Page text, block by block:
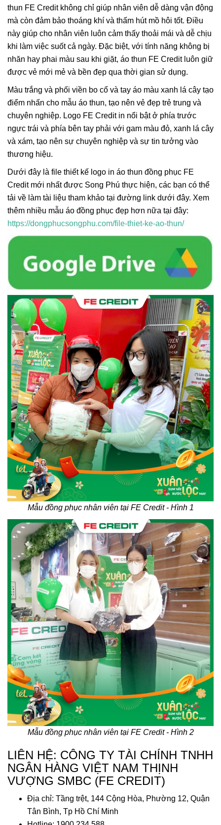
thun FE Credit không chỉ giúp nhân viên dễ dàng vận động
mà còn đảm bảo thoáng khí và thấm hút mồ hôi tốt. Điều
này giúp cho nhân viên luôn cảm thấy thoải mái và dễ chịu
khi làm việc suốt cả ngày. Đặc biệt, với tính năng không bị
nhăn hay phai màu sau khi giặt, áo thun FE Credit luôn giữ
được vẻ mới mẻ và bền đẹp qua thời gian sử dụng.
Màu trắng và phối viền bo cổ và tay áo màu xanh lá cây tạo
điểm nhấn cho mẫu áo thun, tạo nên vẻ đẹp trẻ trung và
chuyên nghiệp. Logo FE Credit in nổi bật ở phía trước
ngực trái và phía bên tay phải với gam màu đỏ, xanh lá cây
và xám, tạo nên sự chuyên nghiệp và sự tin tưởng vào
thương hiệu.
Dưới đây là file thiết kế logo in áo thun đồng phục FE
Credit mới nhất được Song Phú thực hiện, các bạn có thể
tải về làm tài liệu tham khảo tại đường link dưới đây. Xem
thêm nhiều mẫu áo đồng phục đẹp hơn nữa tại đây:
https://dongphucsongphu.com/file-thiet-ke-ao-thun/
Mẫu đồng phục nhân viên tại FE Credit - Hình 1
Mẫu đồng phục nhân viên tại FE Credit - Hình 2
LIÊN HỆ: CÔNG TY TÀI CHÍNH TNHH
NGÂN HÀNG VIỆT NAM THỊNH
VƯỢNG SMBC (FE CREDIT)
Địa chỉ: Tầng trệt, 144 Cộng Hòa, Phường 12, Quận
Tân Bình, Tp Hồ Chí Minh